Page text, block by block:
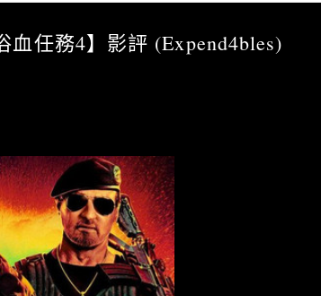
血任務4】影評 (Expend4bles)